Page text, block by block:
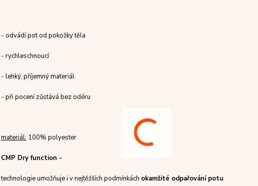
- odvádí pot od pokožky těla
- rychleschnoucí
- lehký, příjemný materiál
- při pocení zůstává bez odéru
materiál: 100% polyester
CMP Dry function -
technologie umožňuje i v nejtěžších podmínkách okamžité odpařování potu